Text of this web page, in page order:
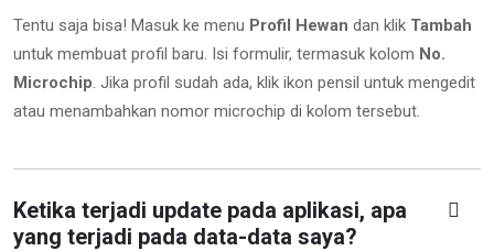
Tentu saja bisa! Masuk ke menu Profil Hewan dan klik Tambah
untuk membuat profil baru. Isi formulir, termasuk kolom No.
Microchip. Jika profil sudah ada, klik ikon pensil untuk mengedit
atau menambahkan nomor microchip di kolom tersebut.
Ketika terjadi update pada aplikasi, apa
yang terjadi pada data-data saya?